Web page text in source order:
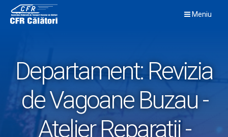
content
Meniu
Departament: Revizia
de Vagoane Buzau -
Atelier Reparatii -